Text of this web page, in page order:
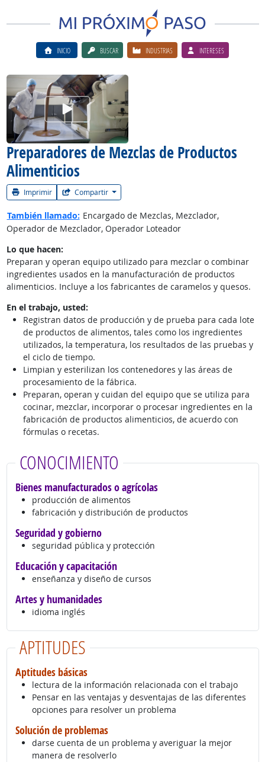
INICIO BUSCAR INDUSTRIAS INTERESES
Preparadores de Mezclas de Productos
Alimenticios
Imprimir Compartir
Ver el vίdeo de la carrera
También llamado: Encargado de Mezclas, Mezclador,
Operador de Mezclador, Operador Loteador
Lo que hacen:
Preparan y operan equipo utilizado para mezclar o combinar
ingredientes usados en la manufacturación de productos
alimenticios. Incluye a los fabricantes de caramelos y quesos.
En el trabajo, usted:
Registran datos de producción y de prueba para cada lote
de productos de alimentos, tales como los ingredientes
utilizados, la temperatura, los resultados de las pruebas y
el ciclo de tiempo.
Limpian y esterilizan los contenedores y las áreas de
procesamiento de la fábrica.
Preparan, operan y cuidan del equipo que se utiliza para
cocinar, mezclar, incorporar o procesar ingredientes en la
fabricación de productos alimenticios, de acuerdo con
fórmulas o recetas.
CONOCIMIENTO
Bienes manufacturados o agrícolas
producción de alimentos
fabricación y distribución de productos
Seguridad y gobierno
seguridad pública y protección
Educación y capacitación
enseñanza y diseño de cursos
Artes y humanidades
idioma inglés
APTITUDES
Aptitudes básicas
lectura de la información relacionada con el trabajo
Pensar en las ventajas y desventajas de las diferentes
opciones para resolver un problema
Solución de problemas
darse cuenta de un problema y averiguar la mejor
manera de resolverlo